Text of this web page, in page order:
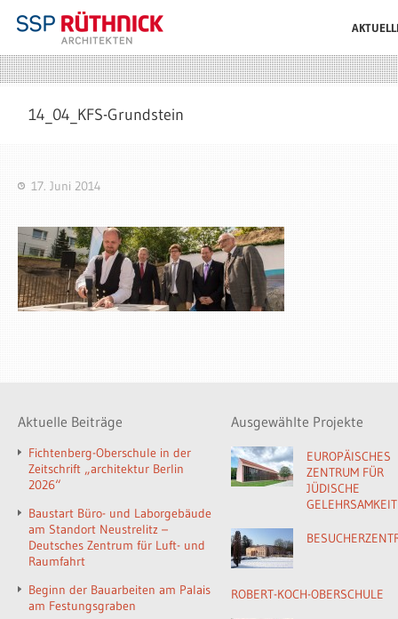
14_04_KFS-Grundstein
17. Juni 2014
Aktuelle Beiträge
Fichtenberg-Oberschule in der
Zeitschrift „architektur Berlin
2026“
Baustart Büro- und Laborgebäude
am Standort Neustrelitz –
Deutsches Zentrum für Luft- und
Raumfahrt
Beginn der Bauarbeiten am Palais
am Festungsgraben
Ausgewählte Projekte
EUROPÄISCHES
ZENTRUM FÜR
JÜDISCHE
GELEHRSAMKEIT
ROBERT-KOCH-OBERSCHULE